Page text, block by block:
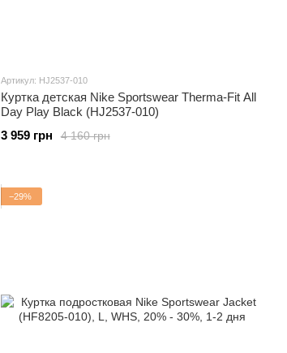
Артикул: HJ2537-010
Куртка детская Nike Sportswear Therma-Fit All
Day Play Black (HJ2537-010)
4 160 грн
3 959 грн
−29%